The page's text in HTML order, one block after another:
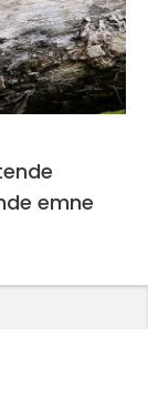
emne